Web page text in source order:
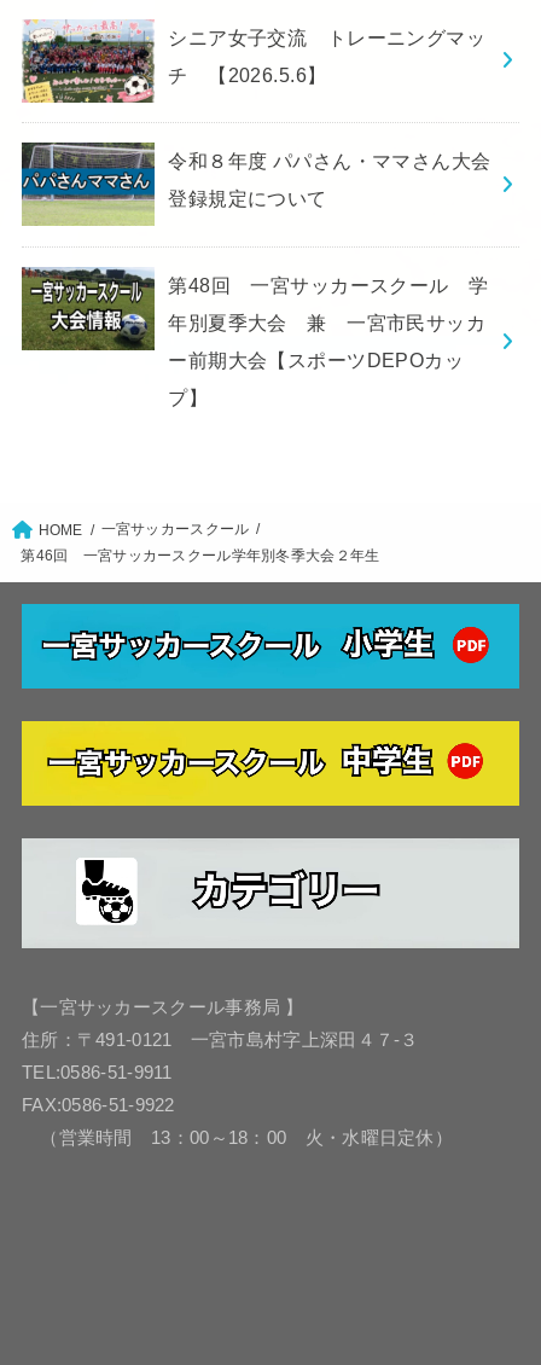
シニア女子交流 トレーニングマッ
チ 【2026.5.6】
令和８年度 パパさん・ママさん大会
登録規定について
第48回 一宮サッカースクール 学
年別夏季大会 兼 一宮市民サッカ
ー前期大会【スポーツDEPOカッ
プ】
HOME
一宮サッカースクール
第46回 一宮サッカースクール学年別冬季大会２年生
【一宮サッカースクール事務局 】
住所：〒491-0121 一宮市島村字上深田４７-３
TEL:0586-51-9911
FAX:0586-51-9922
（営業時間 13：00～18：00 火・水曜日定休）